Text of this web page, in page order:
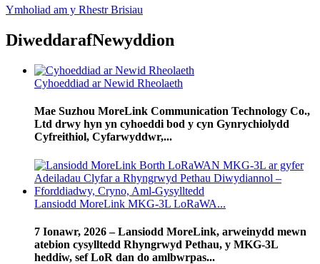
Ymholiad am y Rhestr Brisiau
DiweddarafNewyddion
Cyhoeddiad ar Newid Rheolaeth
Mae Suzhou MoreLink Communication Technology Co.,
Ltd drwy hyn yn cyhoeddi bod y cyn Gynrychiolydd
Cyfreithiol, Cyfarwyddwr,...
Lansiodd MoreLink MKG-3L LoRaWA...
7 Ionawr, 2026 – Lansiodd MoreLink, arweinydd mewn
atebion cysylltedd Rhyngrwyd Pethau, y MKG-3L
heddiw, sef LoR dan do amlbwrpas...